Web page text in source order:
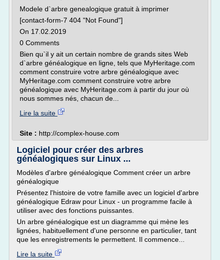
Modele d`arbre genealogique gratuit à imprimer
[contact-form-7 404 "Not Found"]
On 17.02.2019
0 Comments
Bien qu`il y ait un certain nombre de grands sites Web
d`arbre généalogique en ligne, tels que MyHeritage.com
comment construire votre arbre généalogique avec
MyHeritage.com comment construire votre arbre
généalogique avec MyHeritage.com à partir du jour où
nous sommes nés, chacun de...
Lire la suite
Site : http://complex-house.com
Logiciel pour créer des arbres
généalogiques sur Linux ...
Modèles d'arbre généalogique Comment créer un arbre
généalogique
Présentez l'histoire de votre famille avec un logiciel d'arbre
généalogique Edraw pour Linux - un programme facile à
utiliser avec des fonctions puissantes.
Un arbre généalogique est un diagramme qui mène les
lignées, habituellement d'une personne en particulier, tant
que les enregistrements le permettent. Il commence...
Lire la suite